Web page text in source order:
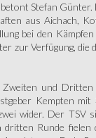
Stefan
aus Aichach,
bei den
zur Verfügung, die
und Dritten
Kempten mit
wider. Der TSV
Runde fielen